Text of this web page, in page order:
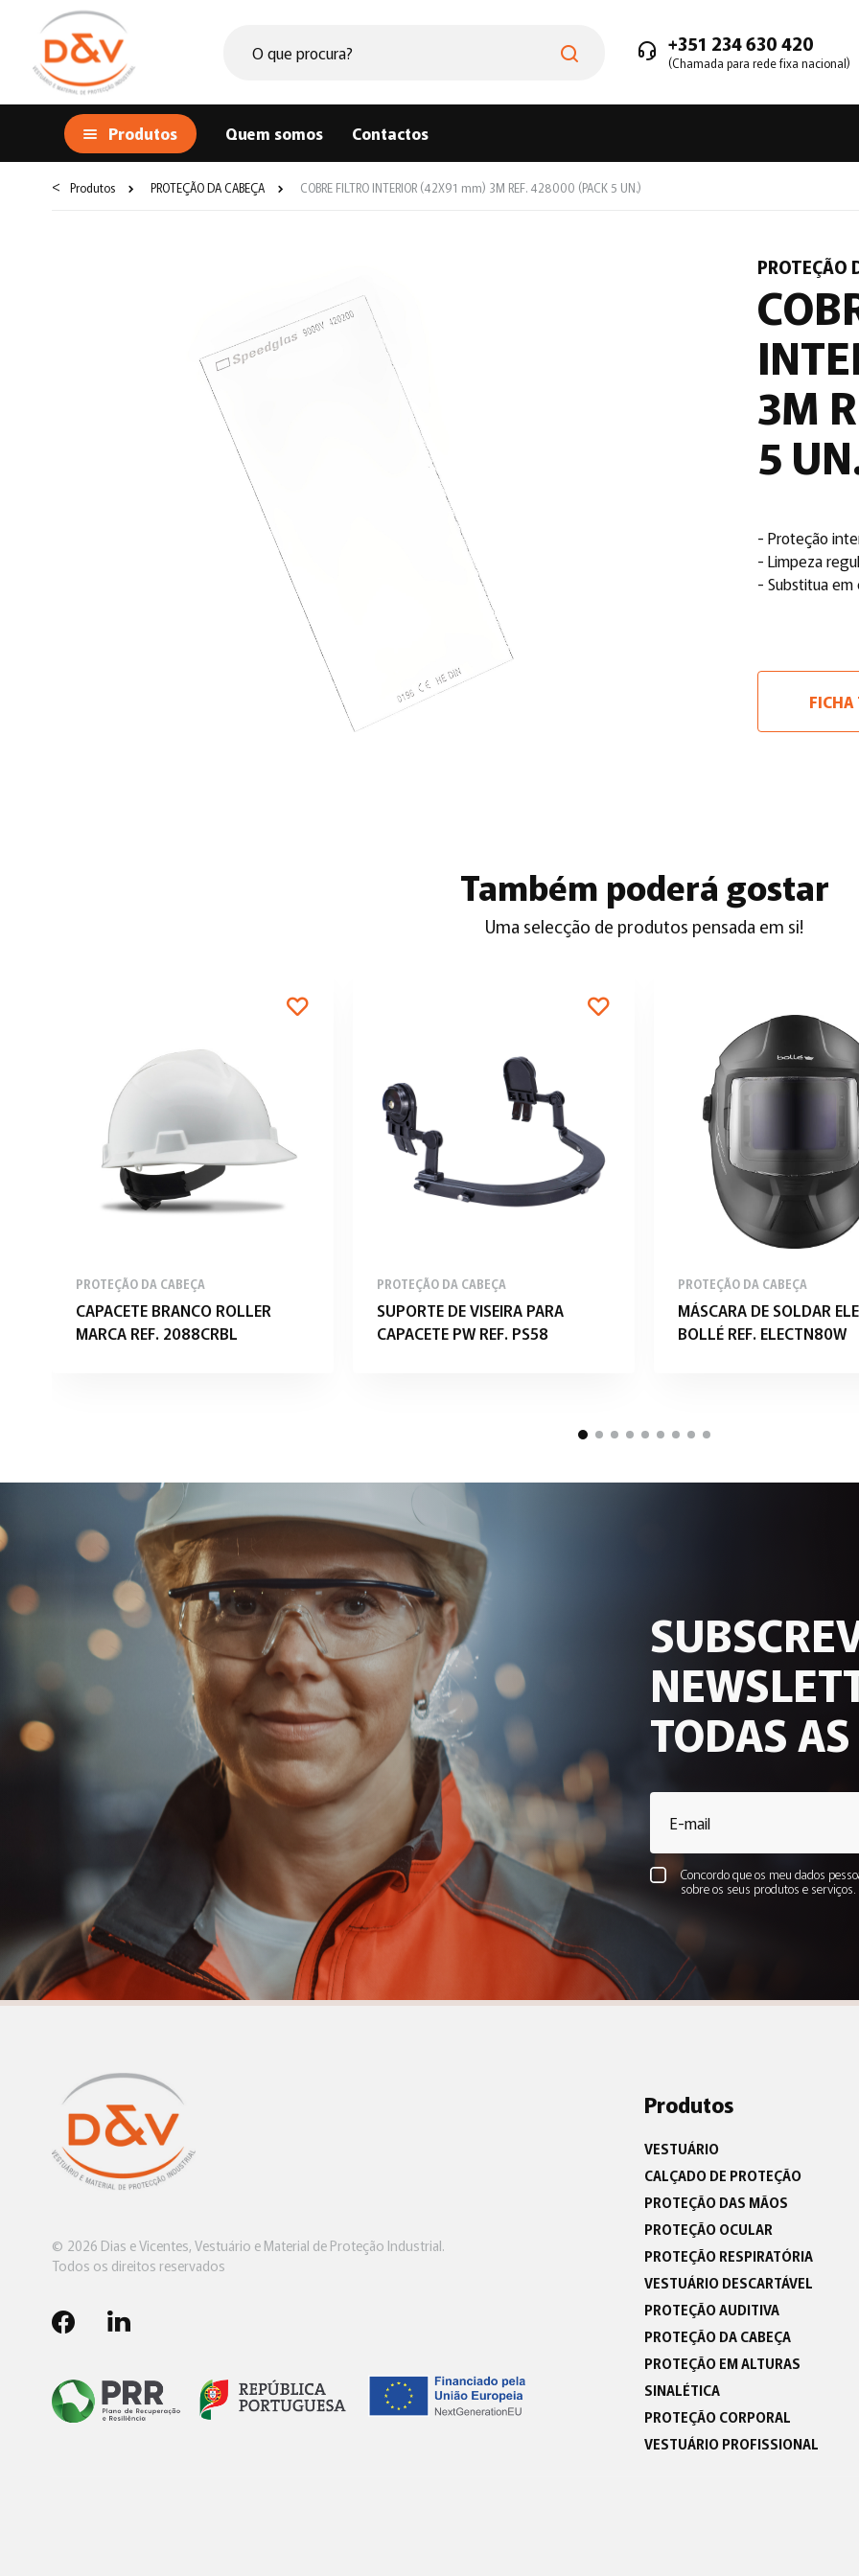
+351 234 630 420
(Chamada para rede fixa nacional)
Produtos Quem somos Contactos
< Produtos PROTEÇÃO DA CABEÇA COBRE FILTRO INTERIOR (42X91 mm) 3M REF. 428000 (PACK 5 UN.)
PROTEÇÃO
3M
5
- Proteção
- Limpeza
- Substitua
FICHA
Também poderá gostar
Uma selecção de produtos pensada em si!
PROTEÇÃO DA CABEÇA
CAPACETE BRANCO ROLLER
MARCA REF. 2088CRBL
PROTEÇÃO DA CABEÇA
SUPORTE DE VISEIRA PARA
CAPACETE PW REF. PS58
PROTEÇÃO DA CABEÇA
MÁSCARA DE SOLDAR
BOLLÉ REF. ELECTN80W
TODAS
Concordo que os meu dados
sobre os seus produtos e serviços.
© 2026 Dias e Vicentes, Vestuário e Material de Proteção Industrial.
Todos os direitos reservados
Produtos
VESTUÁRIO
CALÇADO DE PROTEÇÃO
PROTEÇÃO DAS MÃOS
PROTEÇÃO OCULAR
PROTEÇÃO RESPIRATÓRIA
VESTUÁRIO DESCARTÁVEL
PROTEÇÃO AUDITIVA
PROTEÇÃO DA CABEÇA
PROTEÇÃO EM ALTURAS
SINALÉTICA
PROTEÇÃO CORPORAL
VESTUÁRIO PROFISSIONAL